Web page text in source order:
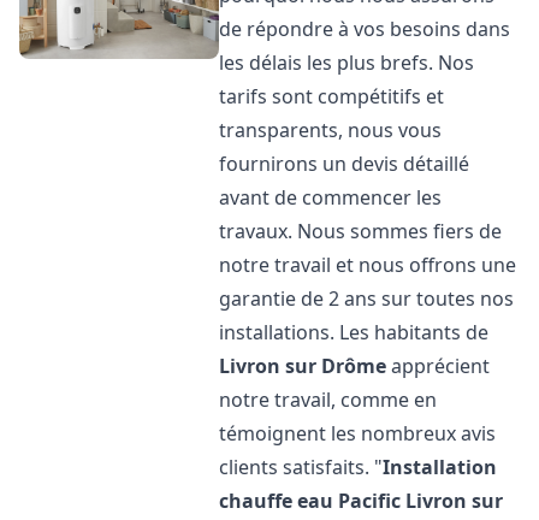
de répondre à vos besoins dans
les délais les plus brefs. Nos
tarifs sont compétitifs et
transparents, nous vous
fournirons un devis détaillé
avant de commencer les
travaux. Nous sommes fiers de
notre travail et nous offrons une
garantie de 2 ans sur toutes nos
installations. Les habitants de
Livron sur Drômeapprécient
notre travail, comme en
témoignent les nombreux avis
clients satisfaits. "Installation
chauffe eau Pacific Livron sur